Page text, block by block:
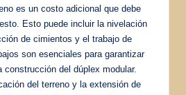
es un costo adicional que debe
Esto puede incluir la nivelación
de cimientos y el trabajo de
son esenciales para garantizar
construcción del dúplex modular.
del terreno y la extensión de